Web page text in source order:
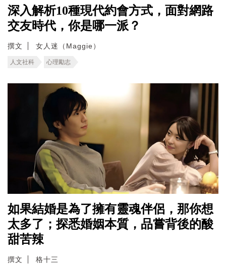
深入解析10種現代約會方式，面對網路
交友時代，你是哪一派？
撰文 女人迷（Maggie）
人文社科 心理勵志
如果結婚是為了擁有靈魂伴侶，那你想
太多了；探悉婚姻本質，品嘗背後的酸
甜苦辣
撰文 格十三